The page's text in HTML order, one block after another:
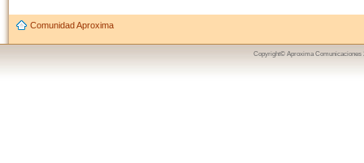
Comunidad Aproxima
Copyright© Aproxima Comunicaciones